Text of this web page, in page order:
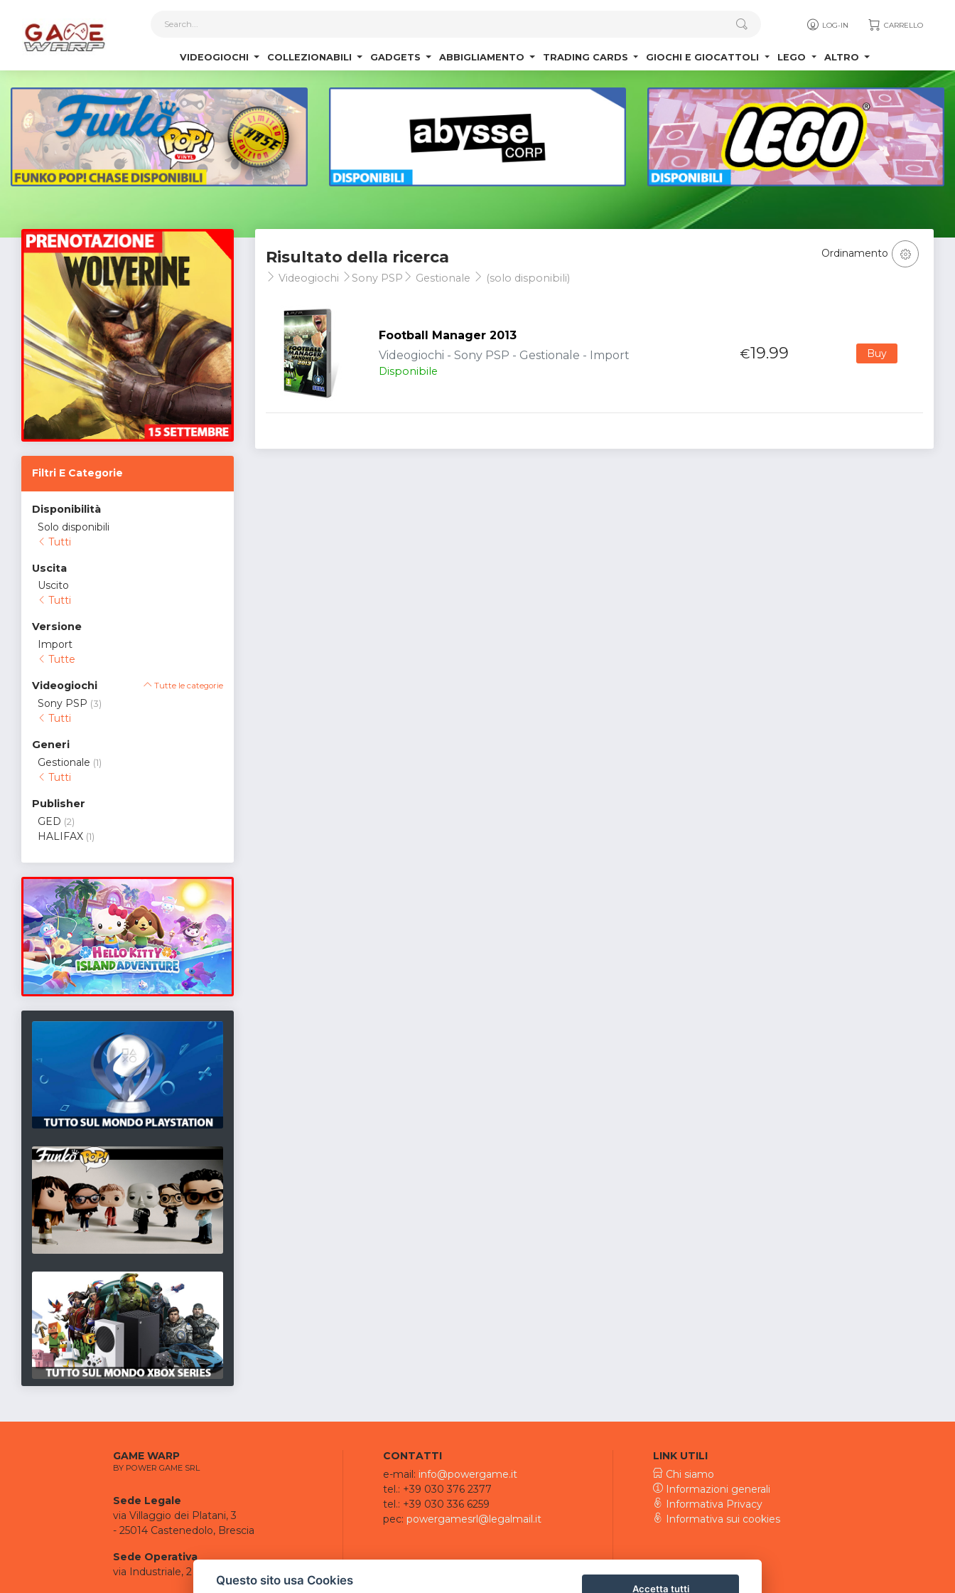
LOG-IN CARRELLO
VIDEOGIOCHI COLLEZIONABILI GADGETS ABBIGLIAMENTO TRADING CARDS GIOCHI E GIOCATTOLI LEGO ALTRO
Filtri E Categorie
Disponibilità
Solo disponibili
Tutti
Uscita
Uscito
Tutti
Versione
Import
Tutte
Videogiochi Tutte le categorie
Sony PSP (3)
Tutti
Generi
Gestionale (1)
Tutti
Publisher
GED (2)
HALIFAX (1)
Risultato della ricerca
Videogiochi Sony PSP Gestionale (solo disponibili)
Ordinamento
Football Manager 2013
Videogiochi - Sony PSP - Gestionale - Import
Disponibile
€19.99 Buy
GAME WARP
BY POWER GAME SRL
Sede Legale
via Villaggio dei Platani, 3
- 25014 Castenedolo, Brescia
Sede Operativa
via Industriale, 2 - 25082 Botticino, BS
CONTATTI
e-mail: info@powergame.it
tel.: +39 030 376 2377
tel.: +39 030 336 6259
pec: powergamesrl@legalmail.it
LINK UTILI
Chi siamo
Informazioni generali
Informativa Privacy
Informativa sui cookies
Questo sito usa Cookies
Accetta tutti